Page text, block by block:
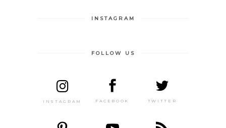
INSTAGRAM
FOLLOW US
INSTAGRAM FACEBOOK TWITTER